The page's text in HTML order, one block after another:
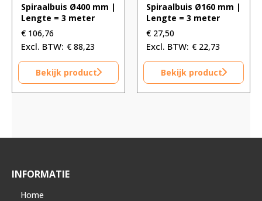
Spiraalbuis Ø400 mm |
Lengte = 3 meter
€ 106,76
€ 88,23
Bekijk product
Spiraalbuis Ø160 mm |
Lengte = 3 meter
€ 27,50
€ 22,73
Bekijk product
INFORMATIE
Home